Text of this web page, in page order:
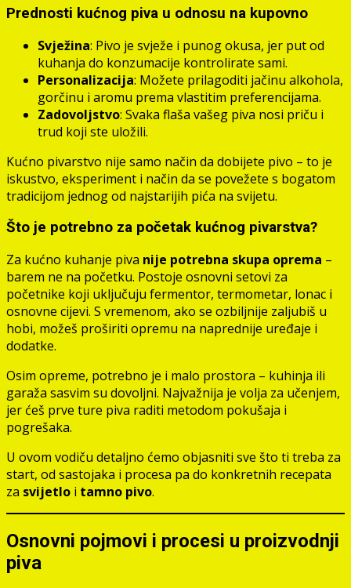
Prednosti kućnog piva u odnosu na kupovno
Svježina: Pivo je svježe i punog okusa, jer put od
kuhanja do konzumacije kontrolirate sami.
Personalizacija: Možete prilagoditi jačinu alkohola,
gorčinu i aromu prema vlastitim preferencijama.
Zadovoljstvo: Svaka flaša vašeg piva nosi priču i
trud koji ste uložili.
Kućno pivarstvo nije samo način da dobijete pivo – to je
iskustvo, eksperiment i način da se povežete s bogatom
tradicijom jednog od najstarijih pića na svijetu.
Što je potrebno za početak kućnog pivarstva?
Za kućno kuhanje piva nije potrebna skupa oprema –
barem ne na početku. Postoje osnovni setovi za
početnike koji uključuju fermentor, termometar, lonac i
osnovne cijevi. S vremenom, ako se ozbiljnije zaljubiš u
hobi, možeš proširiti opremu na naprednije uređaje i
dodatke.
Osim opreme, potrebno je i malo prostora – kuhinja ili
garaža sasvim su dovoljni. Najvažnija je volja za učenjem,
jer ćeš prve ture piva raditi metodom pokušaja i
pogrešaka.
U ovom vodiču detaljno ćemo objasniti sve što ti treba za
start, od sastojaka i procesa pa do konkretnih recepata
za svijetlo i tamno pivo.
Osnovni pojmovi i procesi u proizvodnji
piva